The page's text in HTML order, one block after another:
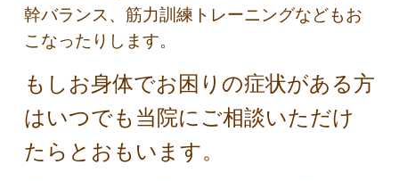
幹バランス、筋力訓練トレーニングなどもお
こなったりします。
もしお身体でお困りの症状がある方
はいつでも当院にご相談いただけ
たらとおもいます。